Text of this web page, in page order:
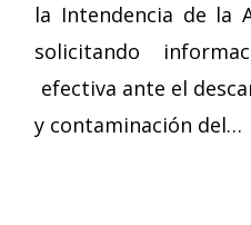
la Intendencia de la
solicitando
efectiva ante el
y contaminación del…